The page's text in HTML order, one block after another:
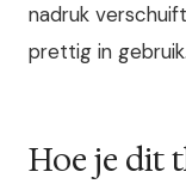
nadruk
prettig in gebruik.
Hoe je dit